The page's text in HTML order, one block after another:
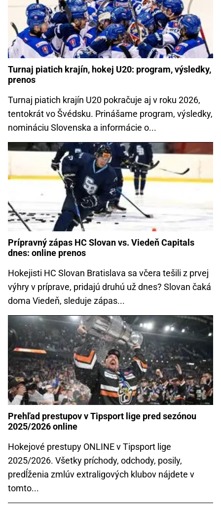
Turnaj piatich krajín, hokej U20: program, výsledky,
prenos
Turnaj piatich krajín U20 pokračuje aj v roku 2026,
tentokrát vo Švédsku. Prinášame program, výsledky,
nomináciu Slovenska a informácie o...
Prípravný zápas HC Slovan vs. Viedeň Capitals
dnes: online prenos
Hokejisti HC Slovan Bratislava sa včera tešili z prvej
výhry v príprave, pridajú druhú už dnes? Slovan čaká
doma Viedeň, sleduje zápas...
Prehľad prestupov v Tipsport lige pred sezónou
2025/2026 online
Hokejové prestupy ONLINE v Tipsport lige
2025/2026. Všetky príchody, odchody, posily,
predĺženia zmlúv extraligových klubov nájdete v
tomto...